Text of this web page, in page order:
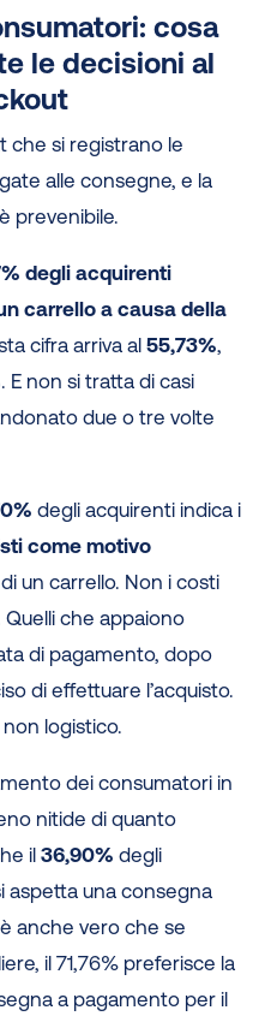
cosa
le decisioni al
che si registrano le
alle consegne, e la
prevenibile.
degli acquirenti
carrello a causa della
cifra arriva al55,73%,
. E non si tratta di casi
due o tre volte
degli acquirenti indica i
come motivo
un carrello. Non i costi
che appaiono
di pagamento, dopo
di effettuare l’acquisto.
logistico.
dei consumatori in
nitide di quanto
il36,90% degli
aspetta una consegna
anche vero che se
il 71,76% preferisce la
a pagamento per il